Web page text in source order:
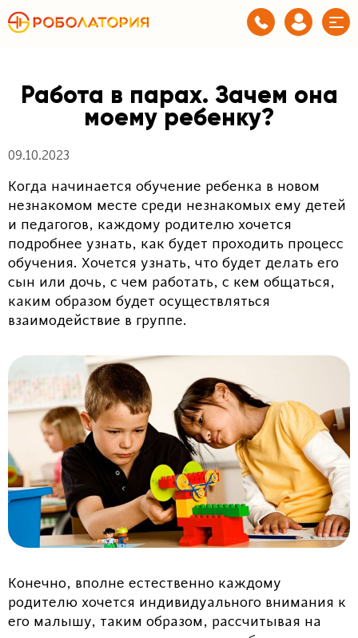
Работа в парах. Зачем она
моему ребенку?
09.10.2023
Когда начинается обучение ребенка в новом
незнакомом месте среди незнакомых ему детей
и педагогов, каждому родителю хочется
подробнее узнать, как будет проходить процесс
обучения. Хочется узнать, что будет делать его
сын или дочь, с чем работать, с кем общаться,
каким образом будет осуществляться
взаимодействие в группе.
Конечно, вполне естественно каждому
родителю хочется индивидуального внимания к
его малышу, таким образом, рассчитывая на